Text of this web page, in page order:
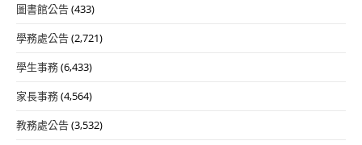
圖書館公告(433)
學務處公告(2,721)
學生事務(6,433)
家長事務(4,564)
教務處公告(3,532)